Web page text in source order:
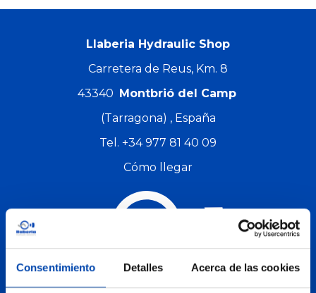
Consentimiento Detalles Acerca de las cookies
Llaberia Hydraulic Shop
Carretera de Reus, Km. 8
43340 Montbrió del Camp
(Tarragona) , España
Tel. +34 977 81 40 09
Cómo llegar